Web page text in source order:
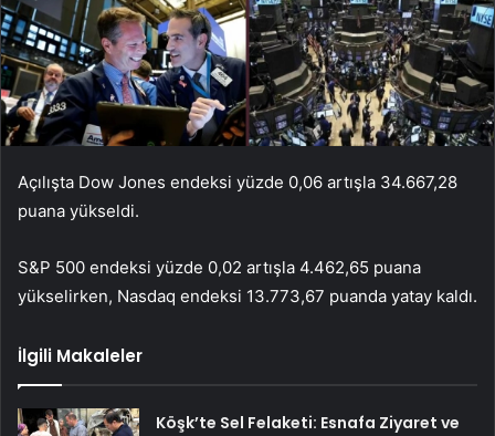
Açılışta Dow Jones endeksi yüzde 0,06 artışla 34.667,28
puana yükseldi.
S&P 500 endeksi yüzde 0,02 artışla 4.462,65 puana
yükselirken, Nasdaq endeksi 13.773,67 puanda yatay kaldı.
İlgili Makaleler
Köşk’te Sel Felaketi: Esnafa Ziyaret ve